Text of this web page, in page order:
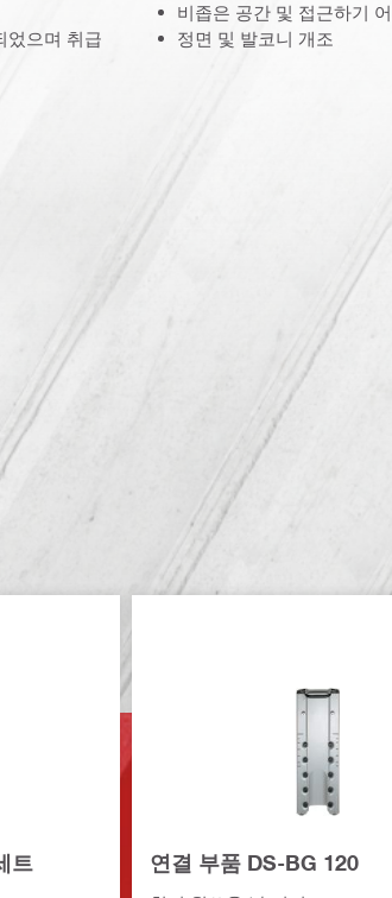
었으며 취급
비좁은 공간 및 접근하기
정면 및 발코니 개조
트 연결 부품 DS-BG 120